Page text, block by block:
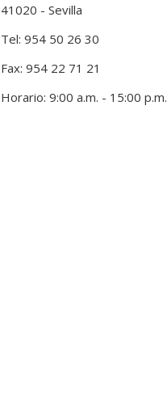
41020 - Sevilla
Tel: 954 50 26 30
Fax: 954 22 71 21
Horario: 9:00 a.m. - 15:00 p.m.